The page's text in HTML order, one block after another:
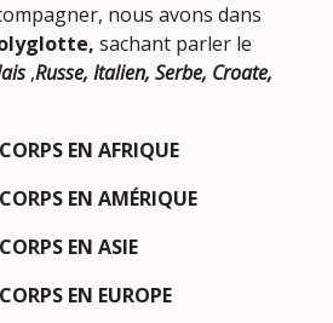
nous avons dans
sachant parler le
,Russe, Italien, Serbe, Croate,
EN AFRIQUE
EN AMÉRIQUE
EN ASIE
EN EUROPE